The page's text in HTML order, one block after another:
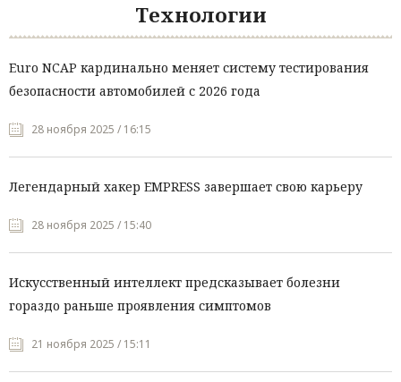
Технологии
Euro NCAP кардинально меняет систему тестирования
безопасности автомобилей с 2026 года
28 ноября 2025 / 16:15
Легендарный хакер EMPRESS завершает свою карьеру
28 ноября 2025 / 15:40
Искусственный интеллект предсказывает болезни
гораздо раньше проявления симптомов
21 ноября 2025 / 15:11